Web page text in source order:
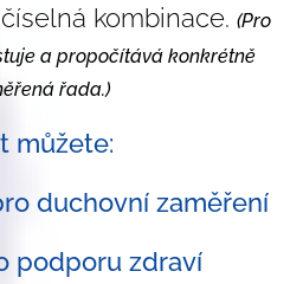
kombinace. (Pro
a propočítává konkrétně
řada.)
můžete:
duchovní zaměření
podporu zdraví